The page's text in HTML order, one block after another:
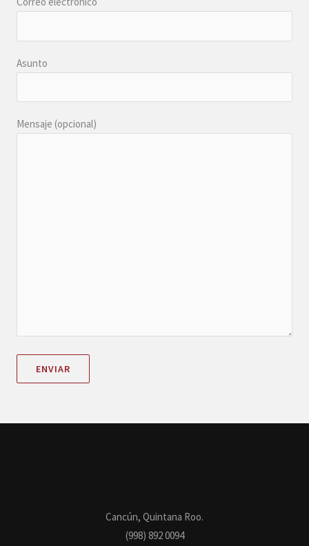
Asunto
Mensaje (opcional)
Cancún, Quintana Roo.
(998) 892 0094